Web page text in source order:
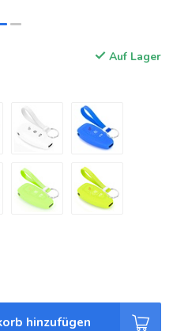
Auf Lager
hinzufügen